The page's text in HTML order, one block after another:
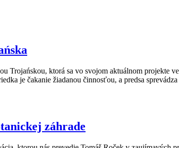
Trojańskou, ktorá sa vo svojom aktuálnom projekte
je čakanie žiadanou činnosťou, a predsa
záhrade